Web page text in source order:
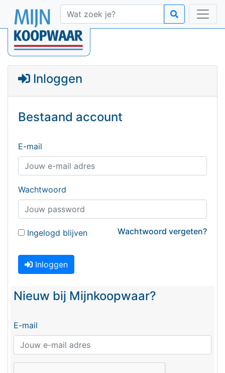
Inloggen
Bestaand account
E-mail
Wachtwoord
Wachtwoord vergeten?
Ingelogd blijven
Inloggen
Nieuw bij Mijnkoopwaar?
E-mail